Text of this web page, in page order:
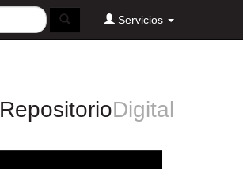
Servicios
RepositorioDigital